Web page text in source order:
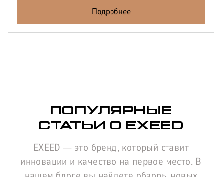
Подробнее
ПОПУЛЯРНЫЕ
СТАТЬИ О EXEED
EXEED — это бренд, который ставит
инновации и качество на первое место. В